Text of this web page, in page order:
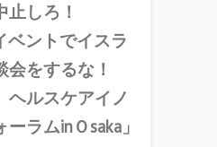
しろ！
ベントでイスラ
会をするな！
ヘルスケアイノ
ラムinＯsaka」